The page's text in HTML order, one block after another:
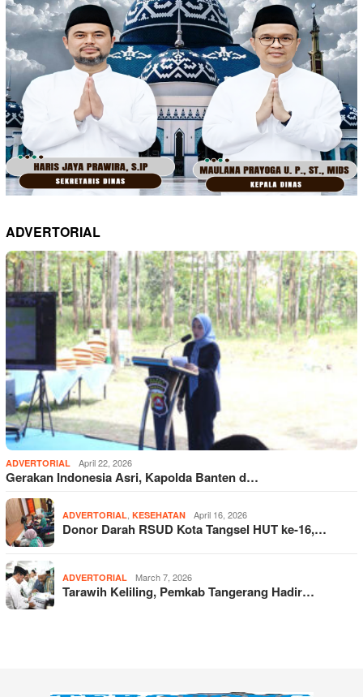
ADVERTORIAL
ADVERTORIAL April 22, 2026
Gerakan Indonesia Asri, Kapolda Banten d…
ADVERTORIAL KESEHATAN April 16, 2026
Donor Darah RSUD Kota Tangsel HUT ke-16,…
ADVERTORIAL March 7, 2026
Tarawih Keliling, Pemkab Tangerang Hadir…